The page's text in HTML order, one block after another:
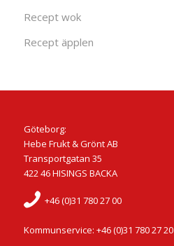
Recept wok
Recept äpplen
Göteborg:
Hebe Frukt & Grönt AB
Transportgatan 35
422 46 HISINGS BACKA
+46 (0)31 780 27 00
Kommunservice: +46 (0)31 780 27 20